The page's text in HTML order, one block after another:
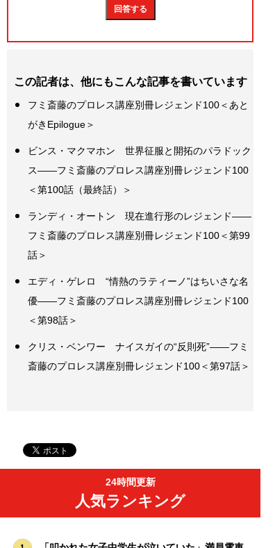
この記者は、他にもこんな記事を書いています
フミ斎藤のプロレス講座別冊レジェンド100＜あと
がきEpilogue＞
ビンス・マクマホン 世界征服と開拓のパラドック
ス――フミ斎藤のプロレス講座別冊レジェンド100
＜第100話（最終話）＞
ランディ・オートン 現在進行形のレジェンド――
フミ斎藤のプロレス講座別冊レジェンド100＜第99
話＞
エディ・ゲレロ “情熱のラティーノ”はちいさな名
優――フミ斎藤のプロレス講座別冊レジェンド100
＜第98話＞
クリス・ベンワー ナイスガイの“反則死”――フミ
斎藤のプロレス講座別冊レジェンド100＜第97話＞
24時間更新
人気ランキング